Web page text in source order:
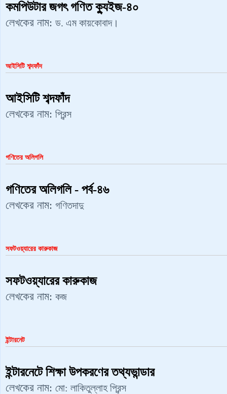
কমপিউটার জগৎ গণিত ক্যুইজ-৪০
লেখকের নাম: ড. এম কায়কোবাদ।
আইসিটি শব্দফাঁদ
আইসিটি শব্দফাঁদ
লেখকের নাম: প্রিন্স
গণিতের অলিগলি
গণিতের অলিগলি - পর্ব-৪৬
লেখকের নাম: গণিতদাদু
সফটওয়্যারের কারুকাজ
সফটওয়্যারের কারুকাজ
লেখকের নাম: কজ
ইন্টারনেট
ইন্টারনেটে শিক্ষা উপকরণের তথ্যভান্ডার
লেখকের নাম: মো: লাকিতুল্লাহ প্রিন্স